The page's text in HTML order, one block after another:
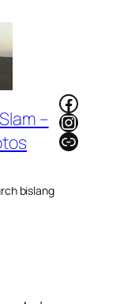
–
bislang
Link